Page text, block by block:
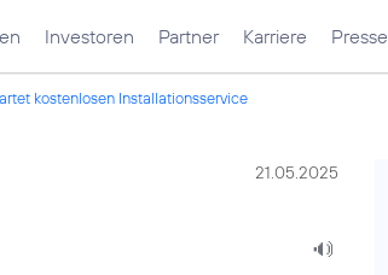
Investoren Partner Karriere Presse
kostenlosen Installationsservice
21.05.2025